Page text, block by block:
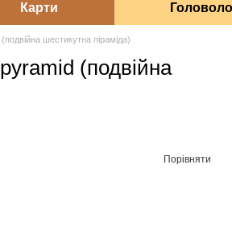
Карти
шестикутна піраміда)
(подвійна
Порівняти